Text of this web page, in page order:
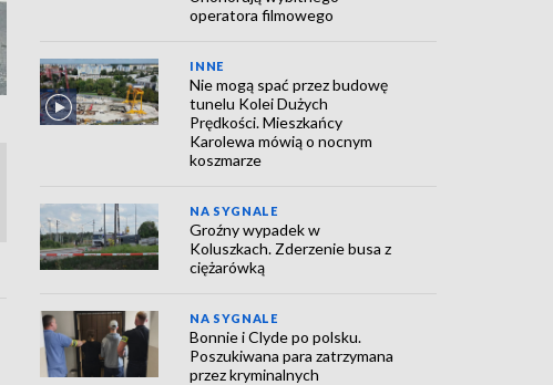
operatora filmowego
INNE
Nie mogą spać przez budowę
tunelu Kolei Dużych
Prędkości. Mieszkańcy
Karolewa mówią o nocnym
koszmarze
NA SYGNALE
Groźny wypadek w
Koluszkach. Zderzenie busa z
ciężarówką
NA SYGNALE
Bonnie i Clyde po polsku.
Poszukiwana para zatrzymana
przez kryminalnych